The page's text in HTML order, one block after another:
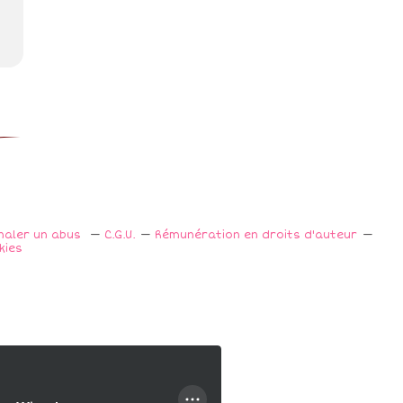
un abus C.G.U.
Rémunération en droits d'auteur